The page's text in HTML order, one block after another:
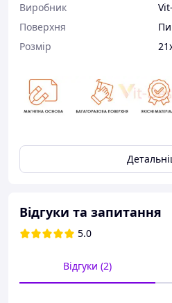
Виробник
Поверхня
Розмір
для вашої творчості.
З ним ви зможете все:
– записувати нагадування для
– не забувати про важливі події;
– малювати
Основні характеристики:
Відгуки та запитання
5.0
Відгуки (2)